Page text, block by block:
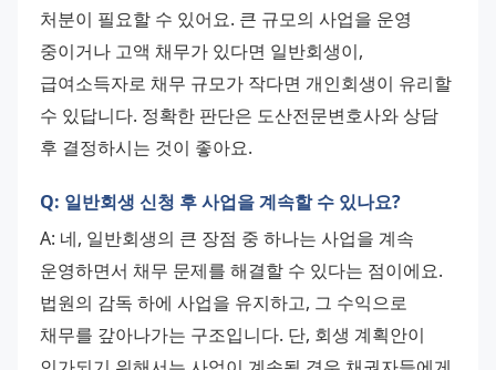
처분이 필요할 수 있어요. 큰 규모의 사업을 운영
중이거나 고액 채무가 있다면 일반회생이,
급여소득자로 채무 규모가 작다면 개인회생이 유리할
수 있답니다. 정확한 판단은 도산전문변호사와 상담
후 결정하시는 것이 좋아요.
Q: 일반회생 신청 후 사업을 계속할 수 있나요?
A: 네, 일반회생의 큰 장점 중 하나는 사업을 계속
운영하면서 채무 문제를 해결할 수 있다는 점이에요.
법원의 감독 하에 사업을 유지하고, 그 수익으로
채무를 갚아나가는 구조입니다. 단, 회생 계획안이